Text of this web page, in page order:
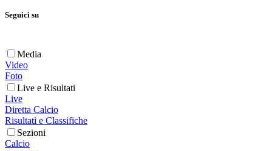
Seguici su
Media
Video
Foto
Live e Risultati
Live
Diretta Calcio
Risultati e Classifiche
Sezioni
Calcio